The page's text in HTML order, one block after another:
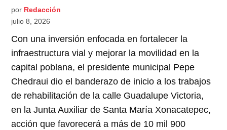
por Redacción
julio 8, 2026
Con una inversión enfocada en fortalecer la
infraestructura vial y mejorar la movilidad en la
capital poblana, el presidente municipal Pepe
Chedraui dio el banderazo de inicio a los trabajos
de rehabilitación de la calle Guadalupe Victoria,
en la Junta Auxiliar de Santa María Xonacatepec,
acción que favorecerá a más de 10 mil 900